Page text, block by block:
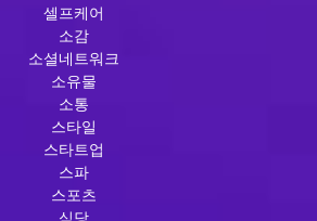
셀프케어
소감
소셜네트워크
소유물
소통
스타일
스타트업
스파
스포츠